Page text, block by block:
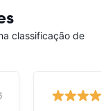
classificação de